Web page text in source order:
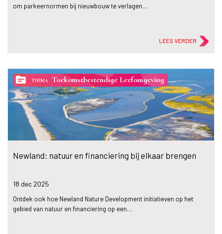
om parkeernormen bij nieuwbouw te verlagen…
LEES VERDER
topic THEMA Toekomstbestendige Leefomgeving
Newland: natuur en financiering bij elkaar brengen
18 dec 2025
Ontdek ook hoe Newland Nature Development initiatieven op het
gebied van natuur en financiering op een…